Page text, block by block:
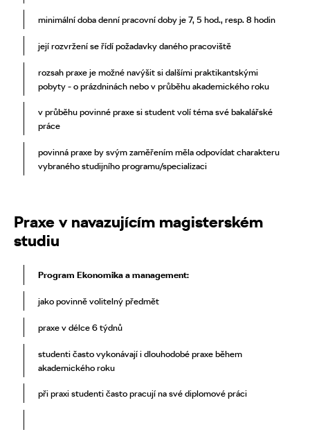
minimální doba denní pracovní doby je 7, 5 hod., resp. 8 hodin
její rozvržení se řídí požadavky daného pracoviště
rozsah praxe je možné navýšit si dalšími praktikantskými
pobyty - o prázdninách nebo v průběhu akademického roku
v průběhu povinné praxe si student volí téma své bakalářské
práce
povinná praxe by svým zaměřením měla odpovídat charakteru
vybraného studijního programu/specializaci
Praxe v navazujícím magisterském
studiu
Program Ekonomika a management:
jako povinně volitelný předmět
praxe v délce 6 týdnů
studenti často vykonávají i dlouhodobé praxe během
akademického roku
při praxi studenti často pracují na své diplomové práci